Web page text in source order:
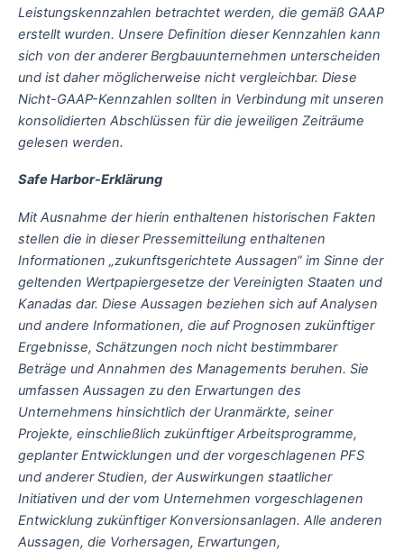
Leistungskennzahlen betrachtet werden, die gemäß GAAP
erstellt wurden. Unsere Definition dieser Kennzahlen kann
sich von der anderer Bergbauunternehmen unterscheiden
und ist daher möglicherweise nicht vergleichbar. Diese
Nicht-GAAP-Kennzahlen sollten in Verbindung mit unseren
konsolidierten Abschlüssen für die jeweiligen Zeiträume
gelesen werden.
Safe Harbor-Erklärung
Mit Ausnahme der hierin enthaltenen historischen Fakten
stellen die in dieser Pressemitteilung enthaltenen
Informationen „zukunftsgerichtete Aussagen“ im Sinne der
geltenden Wertpapiergesetze der Vereinigten Staaten und
Kanadas dar. Diese Aussagen beziehen sich auf Analysen
und andere Informationen, die auf Prognosen zukünftiger
Ergebnisse, Schätzungen noch nicht bestimmbarer
Beträge und Annahmen des Managements beruhen. Sie
umfassen Aussagen zu den Erwartungen des
Unternehmens hinsichtlich der Uranmärkte, seiner
Projekte, einschließlich zukünftiger Arbeitsprogramme,
geplanter Entwicklungen und der vorgeschlagenen PFS
und anderer Studien, der Auswirkungen staatlicher
Initiativen und der vom Unternehmen vorgeschlagenen
Entwicklung zukünftiger Konversionsanlagen. Alle anderen
Aussagen, die Vorhersagen, Erwartungen,